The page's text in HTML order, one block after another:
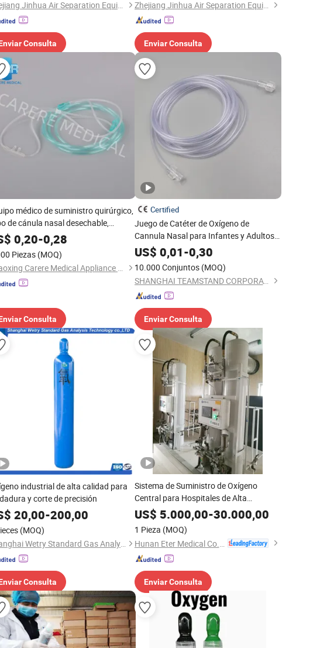
Zhejiang Jinhua Air Separation Equipment Co., Ltd
Consulta
Zhejiang Jinhua Air Separation Equipment Co., Ltd
Enviar Consulta
médico de suministro quirúrgico,
de cánula nasal desechable,
facial, tubo de cánula de
nasal para equipo médico con
0,20-0,28
Piezas (MOQ)
Shaoxing Carere Medical Appliance Co., Ltd.
Consulta
Certified
Juego de Catéter de Oxígeno de
Cannula Nasal para Infantes y Adultos
PVC O2/CO2 Suministro de Fuente
US$ 0,01-0,30
10.000 Conjuntos (MOQ)
SHANGHAI TEAMSTAND CORPORATION
Enviar Consulta
industrial de alta calidad para
y corte de precisión
20,00-200,00
(MOQ)
Shanghai Wetry Standard Gas Analysis Technology Co.,LTD
Consulta
Sistema de Suministro de Oxígeno
Central para Hospitales de Alta
Eficiencia
US$ 5.000,00-30.000,00
1 Pieza (MOQ)
Enviar Consulta